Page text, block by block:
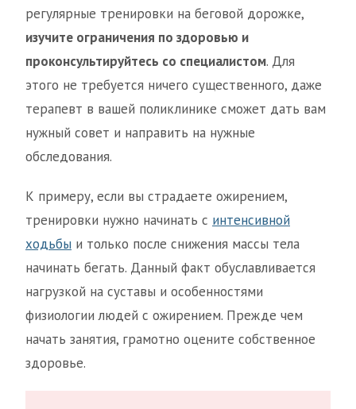
регулярные тренировки на беговой дорожке,
изучите ограничения по здоровью и
проконсультируйтесь со специалистом. Для
этого не требуется ничего существенного, даже
терапевт в вашей поликлинике сможет дать вам
нужный совет и направить на нужные
обследования.
К примеру, если вы страдаете ожирением,
тренировки нужно начинать с интенсивной
ходьбы и только после снижения массы тела
начинать бегать. Данный факт обуславливается
нагрузкой на суставы и особенностями
физиологии людей с ожирением. Прежде чем
начать занятия, грамотно оцените собственное
здоровье.